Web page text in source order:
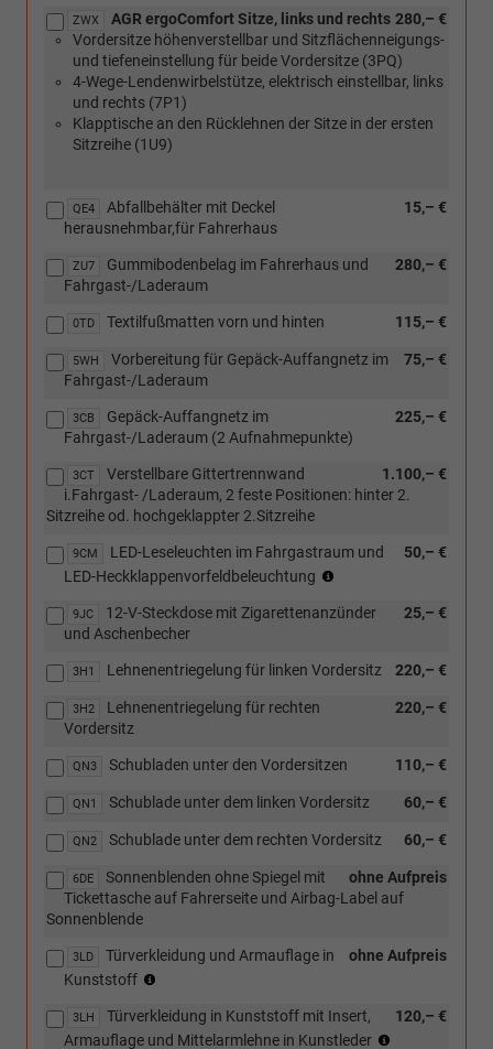
Türverkleidung
Kunsstoff
mit
Inser,
Armauflage
und
Mittelarmlehne
Kunstleder)
Panoramadach
und
[3CT]
Verstellbare
i.Fahrgast-
2.
hochgeklappter
ZWX 280,– €
AGR ergoComfort Sitze, links und rechts
Vordersitze höhenverstellbar und Sitzflächenneigungs-
und tiefeneinstellung für beide Vordersitze (3PQ)
4-Wege-Lendenwirbelstütze, elektrisch einstellbar, links
und rechts (7P1)
Klapptische an den Rücklehnen der Sitze in der ersten
Sitzreihe (1U9)
QE4 15,– €
Abfallbehälter mit Deckel
herausnehmbar,für Fahrerhaus
ZU7 280,– €
Gummibodenbelag im Fahrerhaus und
Fahrgast-/Laderaum
0TD 115,– €
Textilfußmatten vorn und hinten
5WH 75,– €
Vorbereitung für Gepäck-Auffangnetz im
Fahrgast-/Laderaum
3CB 225,– €
Gepäck-Auffangnetz im
Fahrgast-/Laderaum (2 Aufnahmepunkte)
3CT 1.100,– €
Verstellbare Gittertrennwand
i.Fahrgast- /Laderaum, 2 feste Positionen: hinter 2.
Sitzreihe od. hochgeklappter 2.Sitzreihe
9CM 50,– €
LED-Leseleuchten im Fahrgastraum und
LED-Heckklappenvorfeldbeleuchtung
Verbindung
Heckflügeltüren
Fensterausschnitten,
geteilt)
9JC 25,– €
12-V-Steckdose mit Zigarettenanzünder
und Aschenbecher
3H1 220,– €
Lehnenentriegelung für linken Vordersitz
3H2 220,– €
Lehnenentriegelung für rechten
Vordersitz
QN3 110,– €
Schubladen unter den Vordersitzen
QN1 60,– €
Schublade unter dem linken Vordersitz
QN2 60,– €
Schublade unter dem rechten Vordersitz
6DE ohne Aufpreis
Sonnenblenden ohne Spiegel mit
Tickettasche auf Fahrerseite und Airbag-Label auf
Sonnenblende
3LD ohne Aufpreis
Türverkleidung und Armauflage in
Kunststoff
Verbindung
mit
3LH 120,– €
Türverkleidung in Kunststoff mit Insert,
Armauflage und Mittelarmlehne in Kunstleder